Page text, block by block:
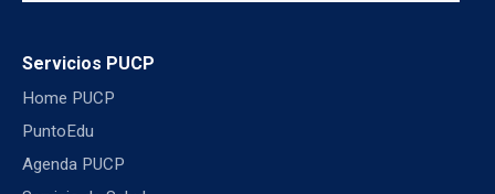
Servicios PUCP
Home PUCP
PuntoEdu
Agenda PUCP